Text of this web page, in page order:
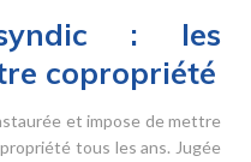
: les
copropriété
et impose de mettre
tous les ans. Jugée